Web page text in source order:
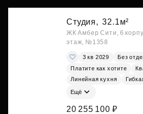
Студия, 32.1м²
ЖК Амбер Сити, 6
этаж, №1358
3 кв 2029
Без
Платите как хотите
Линейная кухня
Ещё
20 255 100 ₽